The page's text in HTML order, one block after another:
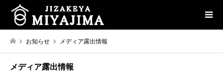
お知らせ メディア露出情報
メディア露出情報